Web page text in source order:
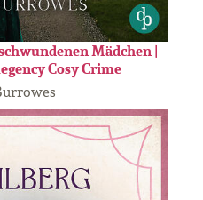
Mädchen |
Cosy Crime